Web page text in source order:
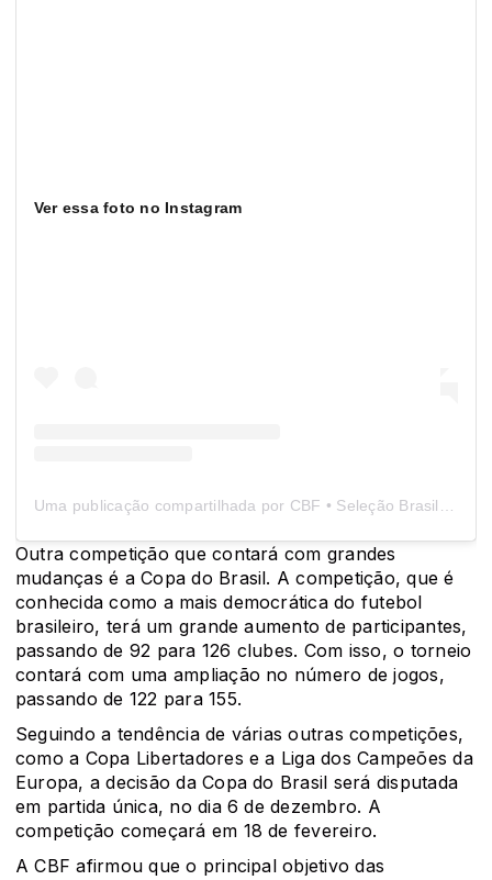
Ver essa foto no Instagram
Uma publicação compartilhada por CBF • Seleção Brasileira de Futebol (@brasil)
Outra competição que contará com grandes
mudanças é a Copa do Brasil. A competição, que é
conhecida como a mais democrática do futebol
brasileiro, terá um grande aumento de participantes,
passando de 92 para 126 clubes. Com isso, o torneio
contará com uma ampliação no número de jogos,
passando de 122 para 155.
Seguindo a tendência de várias outras competições,
como a Copa Libertadores e a Liga dos Campeões da
Europa, a decisão da Copa do Brasil será disputada
em partida única, no dia 6 de dezembro. A
competição começará em 18 de fevereiro.
A CBF afirmou que o principal objetivo das